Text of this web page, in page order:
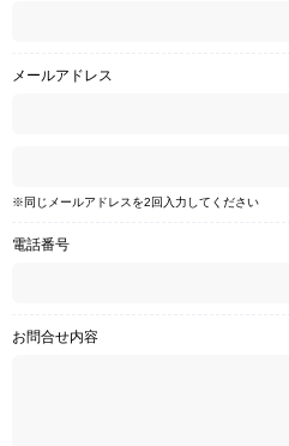
メールアドレス
※同じメールアドレスを2回入力してください
電話番号
お問合せ内容